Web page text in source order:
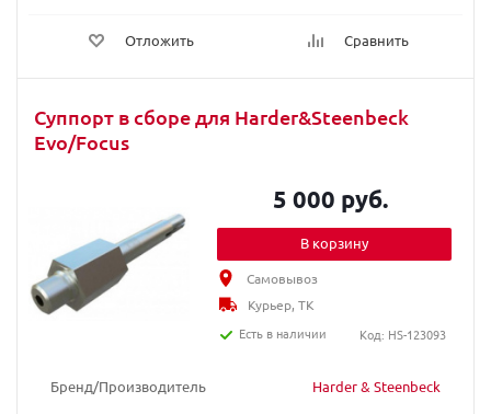
Отложить Сравнить
Суппорт в сборе для Harder&Steenbeck
Evo/Focus
Бренд/Производитель Harder & Steenbeck
5 000 руб.
В корзину
Самовывоз
Курьер, ТК
Есть в наличии
Код: HS-123093